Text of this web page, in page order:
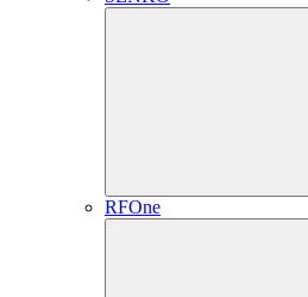
RFOne